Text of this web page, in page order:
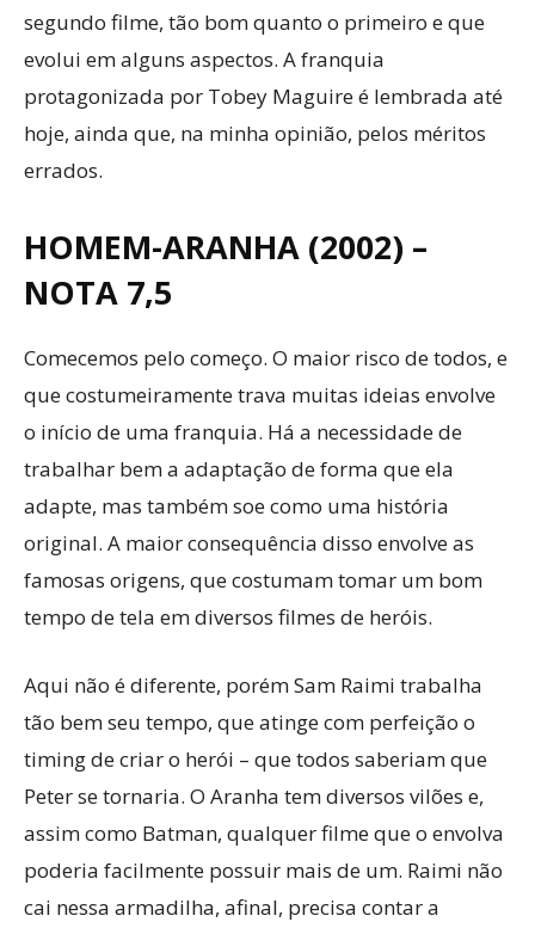
segundo filme, tão bom quanto o primeiro e que
evolui em alguns aspectos. A franquia
protagonizada por Tobey Maguire é lembrada até
hoje, ainda que, na minha opinião, pelos méritos
errados.
HOMEM-ARANHA (2002) –
NOTA 7,5
Comecemos pelo começo. O maior risco de todos, e
que costumeiramente trava muitas ideias envolve
o início de uma franquia. Há a necessidade de
trabalhar bem a adaptação de forma que ela
adapte, mas também soe como uma história
original. A maior consequência disso envolve as
famosas origens, que costumam tomar um bom
tempo de tela em diversos filmes de heróis.
Aqui não é diferente, porém Sam Raimi trabalha
tão bem seu tempo, que atinge com perfeição o
timing de criar o herói – que todos saberiam que
Peter se tornaria. O Aranha tem diversos vilões e,
assim como Batman, qualquer filme que o envolva
poderia facilmente possuir mais de um. Raimi não
cai nessa armadilha, afinal, precisa contar a